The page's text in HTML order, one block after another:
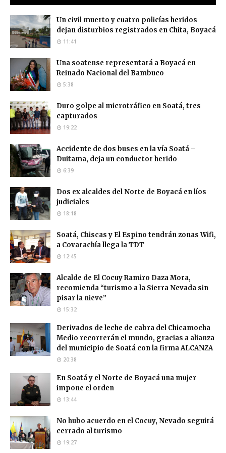
Un civil muerto y cuatro policías heridos
dejan disturbios registrados en Chita, Boyacá
11:41
Una soatense representará a Boyacá en
Reinado Nacional del Bambuco
5:38
Duro golpe al microtráfico en Soatá, tres
capturados
19:22
Accidente de dos buses en la vía Soatá –
Duitama, deja un conductor herido
6:39
Dos ex alcaldes del Norte de Boyacá en líos
judiciales
18:18
Soatá, Chiscas y El Espino tendrán zonas Wifi,
a Covarachía llega la TDT
12:45
Alcalde de El Cocuy Ramiro Daza Mora,
recomienda “turismo a la Sierra Nevada sin
pisar la nieve”
15:32
Derivados de leche de cabra del Chicamocha
Medio recorrerán el mundo, gracias a alianza
del municipio de Soatá con la firma ALCANZA
20:38
En Soatá y el Norte de Boyacá una mujer
impone el orden
13:44
No hubo acuerdo en el Cocuy, Nevado seguirá
cerrado al turismo
19:27